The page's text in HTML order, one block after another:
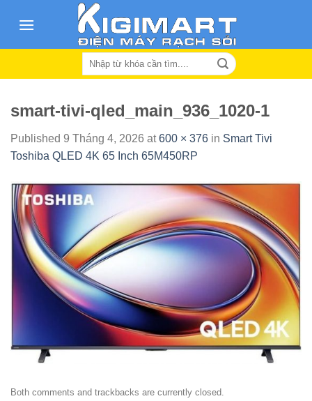
Search
smart-tivi-qled_main_936_1020-1
Published 9 Tháng 4, 2026 at600 × 376 in Smart Tivi
Toshiba QLED 4K 65 Inch 65M450RP
Both comments and trackbacks are currently closed.